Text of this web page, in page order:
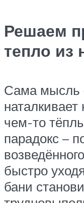
Решаем
тепло из
Сама мысль
чем-то
парадокс –
быстро
бани